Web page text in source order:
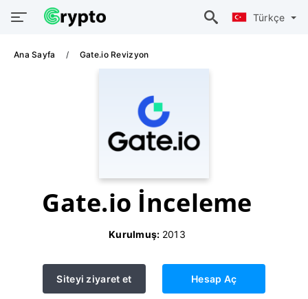
Türkçe
Ana Sayfa Gate.io Revizyon
Gate.io İnceleme
Kurulmuş: 2013
Siteyi ziyaret et Hesap Aç